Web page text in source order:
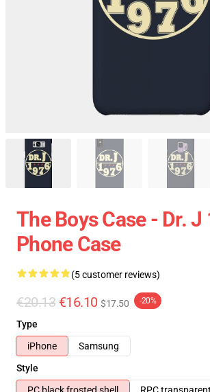
The Boys Case - Dr. J
Phone Case
(5 customer reviews)
€20.13 €16.10 $17.50 -20%
Type
iPhone
Samsung
Style